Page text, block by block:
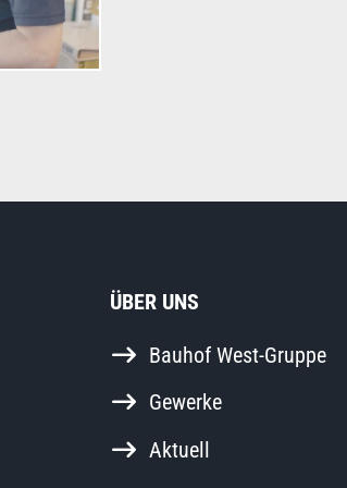
ÜBER UNS
Bauhof West-Gruppe
Gewerke
Aktuell